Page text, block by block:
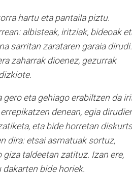
hartu eta pantaila piztu.
albisteak, iritziak, bideoak
sarritan zarataren garaia dirudi.
zaharrak dioenez, gezurrak
eta gehiago erabiltzen da
denean, egia
eta bide horretan
dira: etsai asmatuak sortuz,
taldeetan zatituz. Izan ere,
bide horiek.